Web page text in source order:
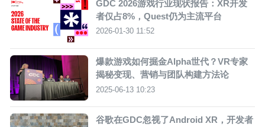
GDC 2026游戏行业现状报告：XR开发
者仅占8%，Quest仍为主流平台
2026-01-30 11:52
爆款游戏如何掘金Alpha世代？VR专家
揭秘变现、营销与团队构建方法论
2025-06-13 10:23
谷歌在GDC忽视了Android XR，开发者